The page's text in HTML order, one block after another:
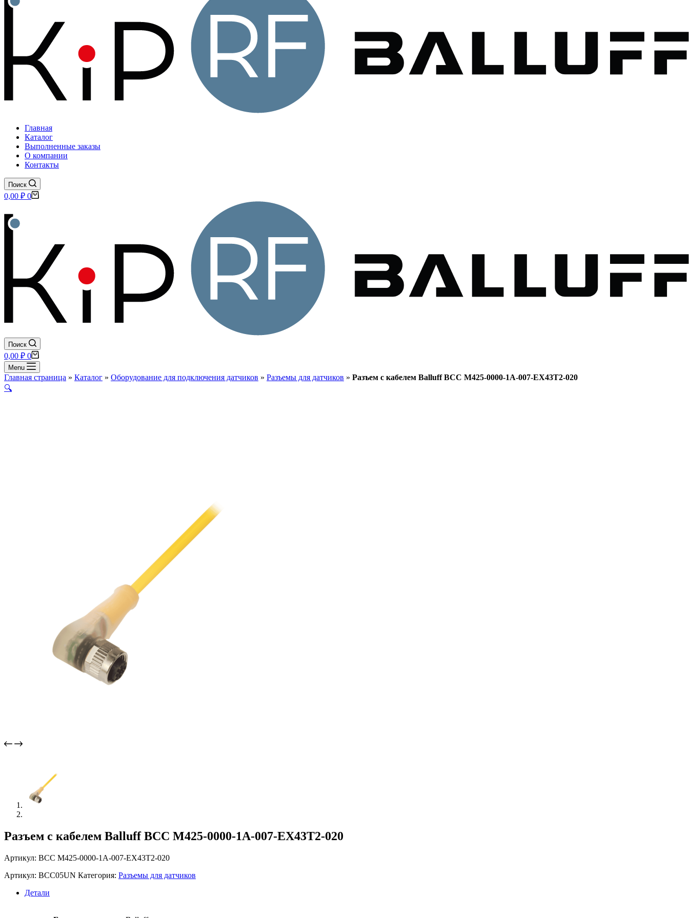
Главная
Каталог
Выполненные заказы
О компании
Контакты
Поиск
Корзина
0,00 ₽ 0
Поиск
Корзина
0,00 ₽ 0
Menu
Главная страница » Каталог » Оборудование для подключения датчиков » Разъемы для датчиков » Разъем с кабелем Balluff BCC M425-0000-1A-007-EX43T2-020
🔍
Разъем с кабелем Balluff BCC M425-0000-1A-007-EX43T2-020
Артикул: BCC M425-0000-1A-007-EX43T2-020
Артикул: BCC05UN Категория: Разъемы для датчиков
Детали